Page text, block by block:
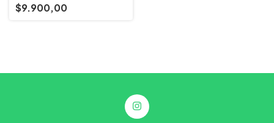
$9.900,00